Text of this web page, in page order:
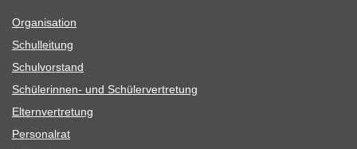
Orga­ni­sa­tion
Schul­lei­tung
Schul­vor­stand
Schü­le­rin­nen- und Schülervertretung
Eltern­ver­tre­tung
Per­so­nal­rat